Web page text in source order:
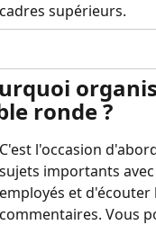
supérieurs.
ronde ?
C'est l'occasion
sujets importants avec
employés et d'écouter
commentaires. Vous